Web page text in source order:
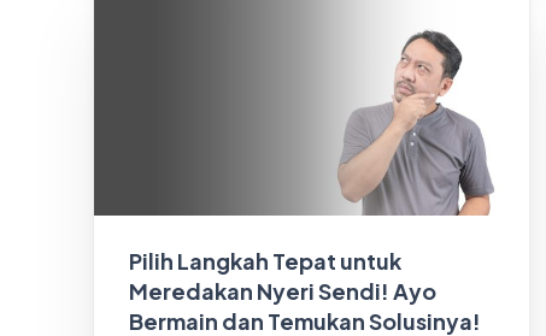
Pilih Langkah Tepat untuk
Meredakan Nyeri Sendi! Ayo
Bermain dan Temukan Solusinya!